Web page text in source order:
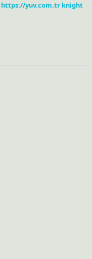
https://yuv.com.tr knight